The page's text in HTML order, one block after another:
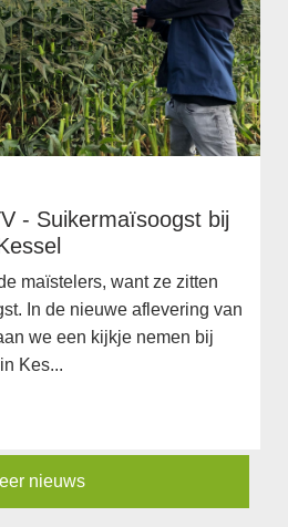
- Suikermaïsoogst bij
maïstelers, want ze zitten
In de nieuwe aflevering van
we een kijkje nemen bij
Kes...
nieuws